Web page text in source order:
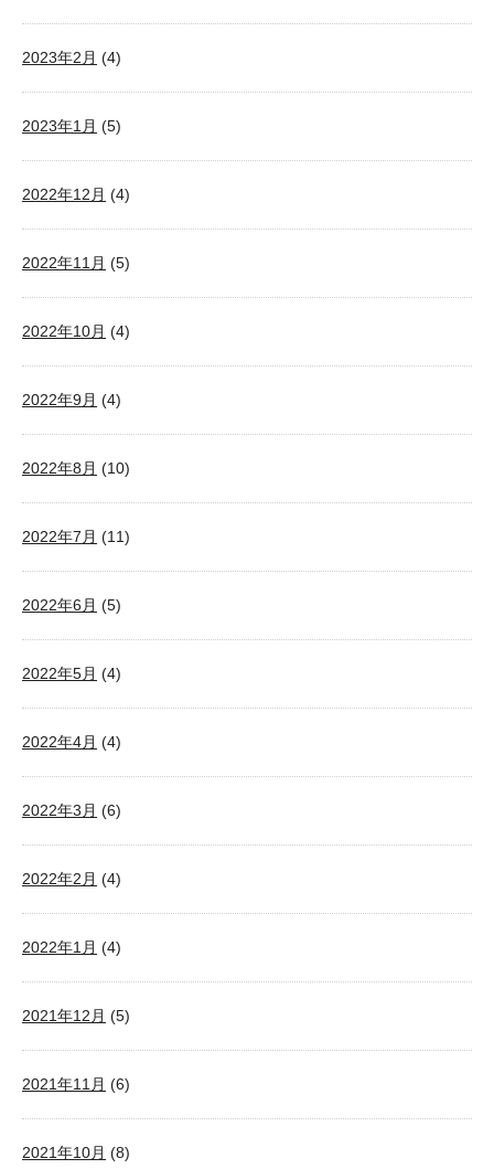
2023年2月 (4)
2023年1月 (5)
2022年12月 (4)
2022年11月 (5)
2022年10月 (4)
2022年9月 (4)
2022年8月 (10)
2022年7月 (11)
2022年6月 (5)
2022年5月 (4)
2022年4月 (4)
2022年3月 (6)
2022年2月 (4)
2022年1月 (4)
2021年12月 (5)
2021年11月 (6)
2021年10月 (8)